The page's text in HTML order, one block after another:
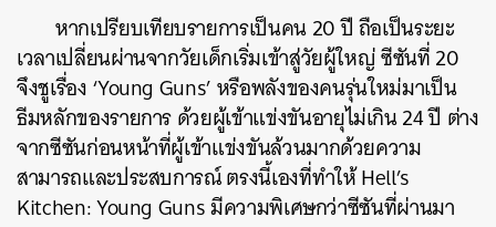
หากเปรียบเทียบรายการเป็นคน 20 ปี ถือเป็นระยะ
เวลาเปลี่ยนผ่านจากวัยเด็กเริ่มเข้าสู่วัยผู้ใหญ่ ซีซันที่ 20
จึงชูเรื่อง ‘Young Guns’ หรือพลังของคนรุ่นใหม่มาเป็น
ธีมหลักของรายการ ด้วยผู้เข้าแข่งขันอายุไม่เกิน 24 ปี ต่าง
จากซีซันก่อนหน้าที่ผู้เข้าแข่งขันล้วนมากด้วยความ
สามารถและประสบการณ์ตรงนี้เองที่ทำให้ Hell’s
Kitchen: Young Guns มีความพิเศษกว่าซีซันที่ผ่านมา